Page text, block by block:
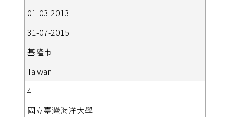
01-03-2013
31-07-2015
基隆市
Taiwan
4
國立臺灣海洋大學